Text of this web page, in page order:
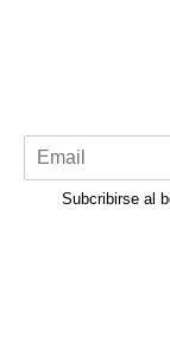
Subcribirse al